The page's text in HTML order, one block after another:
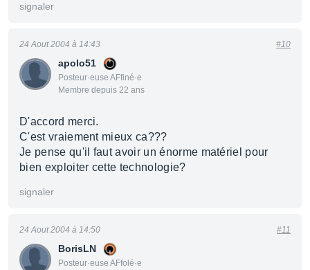
signaler
apolo51
Posteur·euse AFfiné·e
Membre depuis 22 ans
24 Aout 2004 à 14:43 #10
D'accord merci.
C'est vraiement mieux ca???
Je pense qu'il faut avoir un énorme matériel pour
bien exploiter cette technologie?
signaler
BorisLN
Posteur·euse AFfolé·e
24 Aout 2004 à 14:50 #11